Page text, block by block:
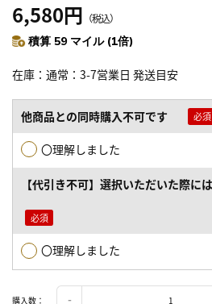
6,580円 （税込）
積算 59 マイル (1倍)
在庫 通常：3-7営業日 発送目安
他商品との同時購入不可です
〇理解しました
【代引き不可】選択いただいた際に
〇理解しました
購入数：